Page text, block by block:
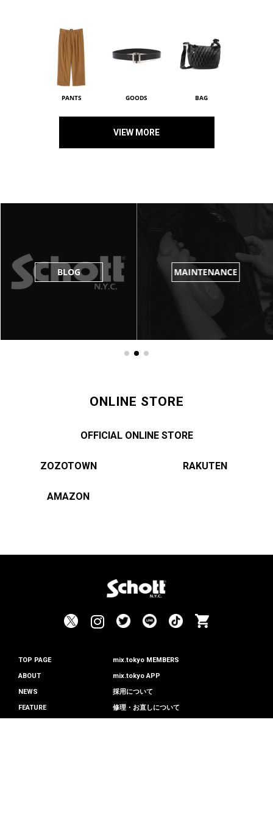
PANTS GOODS BAG
VIEW MORE
BLOG MAINTENANCE
ONLINE STORE
OFFICIAL ONLINE STORE
ZOZOTOWN RAKUTEN
AMAZON
TOP PAGE
ABOUT
NEWS
FEATURE
mix.tokyo MEMBERS
mix.tokyo APP
採用について
修理・お直しについて